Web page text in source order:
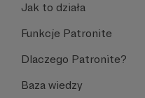
Jak to działa
Funkcje Patronite
Dlaczego Patronite?
Baza wiedzy